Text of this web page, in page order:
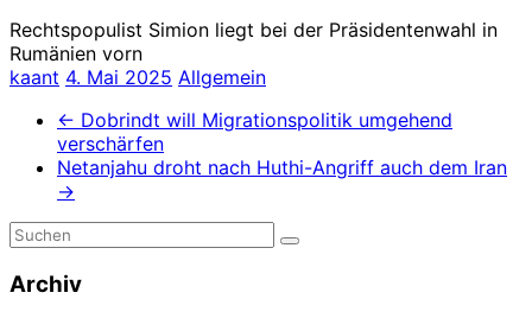
Rechtspopulist Simion liegt bei der Präsidentenwahl in
Rumänien vorn
kaant 4. Mai 2025 Allgemein
← Dobrindt will Migrationspolitik umgehend
verschärfen
Netanjahu droht nach Huthi-Angriff auch dem Iran
→
Archiv